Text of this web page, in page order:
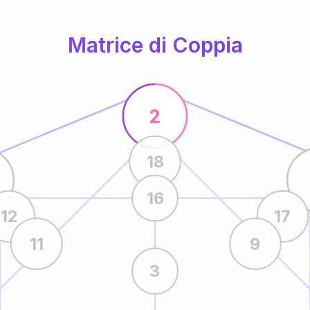
Matrice di Coppia
2
18
16
3
12
11
17
9